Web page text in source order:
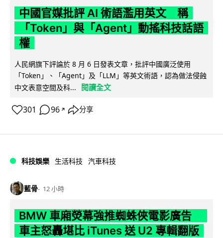
中國官媒批評 AI 術語濫用英文 稱
「Token」與「Agent」動搖科技話語
權
人民網旗下評論於 8 月 6 日發表文章，批評中國廣泛使用
「Token」、「Agent」及「LLM」等英文術語，認為做法侵蝕
中文表意空間及科...
閱讀全文
301 96 ↗ 分享
科技娛樂 生活科技 汽車科技
藍骨 12 小時
BMW 車廂熒幕強推蜘蛛俠電影廣告
車主怒轟堪比 iTunes 送 U2 專輯翻版